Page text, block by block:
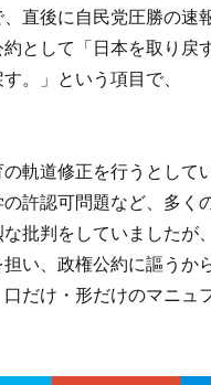
直後に自民党圧勝の速
として「日本を取り戻
。」という項目で、
軌道修正を行うとして
許認可問題など、多く
批判をしていましたが、
い、政権公約に謳うか
だけ・形だけのマニュ